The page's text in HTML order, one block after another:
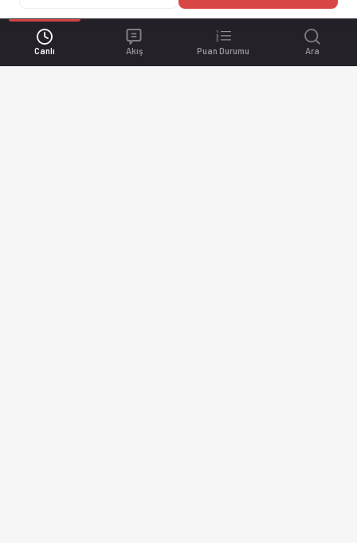
Canlı Akış Puan Durumu Ara